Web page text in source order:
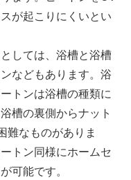
が起こりにくいとい
しては、浴槽と浴槽
などもあります。浴
トンは浴槽の種類に
槽の裏側からナット
難なものがありま
トン同様にホームセ
可能です。